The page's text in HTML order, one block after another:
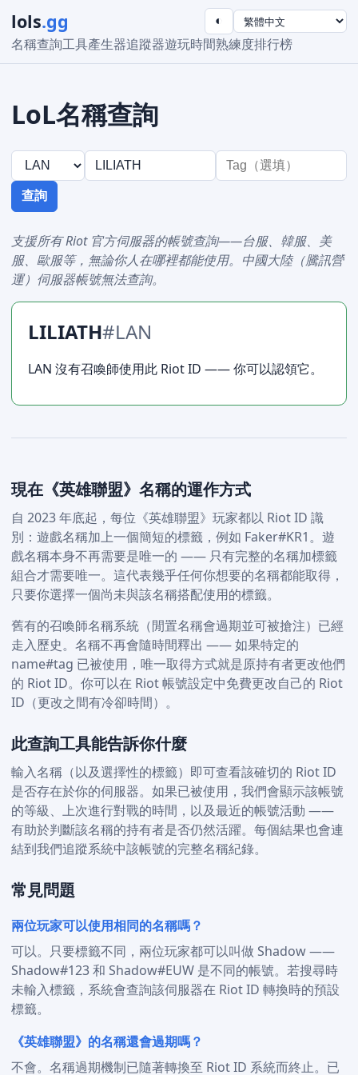
lols.gg
名稱查詢工具產生器追蹤器遊玩時間熟練度排行榜
◐
LoL名稱查詢
查詢
支援所有 Riot 官方伺服器的帳號查詢——台服、韓服、美
服、歐服等，無論你人在哪裡都能使用。中國大陸（騰訊營
運）伺服器帳號無法查詢。
LILIATH#LAN
LAN 沒有召喚師使用此 Riot ID —— 你可以認領它。
現在《英雄聯盟》名稱的運作方式
自 2023 年底起，每位《英雄聯盟》玩家都以 Riot ID 識
別：遊戲名稱加上一個簡短的標籤，例如 Faker#KR1。遊
戲名稱本身不再需要是唯一的 —— 只有完整的名稱加標籤
組合才需要唯一。這代表幾乎任何你想要的名稱都能取得，
只要你選擇一個尚未與該名稱搭配使用的標籤。
舊有的召喚師名稱系統（閒置名稱會過期並可被搶注）已經
走入歷史。名稱不再會隨時間釋出 —— 如果特定的
name#tag 已被使用，唯一取得方式就是原持有者更改他們
的 Riot ID。你可以在 Riot 帳號設定中免費更改自己的 Riot
ID（更改之間有冷卻時間）。
此查詢工具能告訴你什麼
輸入名稱（以及選擇性的標籤）即可查看該確切的 Riot ID
是否存在於你的伺服器。如果已被使用，我們會顯示該帳號
的等級、上次進行對戰的時間，以及最近的帳號活動 ——
有助於判斷該名稱的持有者是否仍然活躍。每個結果也會連
結到我們追蹤系統中該帳號的完整名稱紀錄。
常見問題
兩位玩家可以使用相同的名稱嗎？
可以。只要標籤不同，兩位玩家都可以叫做 Shadow ——
Shadow#123 和 Shadow#EUW 是不同的帳號。若搜尋時
未輸入標籤，系統會查詢該伺服器在 Riot ID 轉換時的預設
標籤。
《英雄聯盟》的名稱還會過期嗎？
不會。名稱過期機制已隨著轉換至 Riot ID 系統而終止。已